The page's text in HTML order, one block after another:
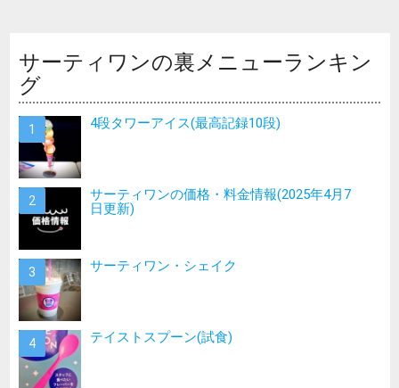
サーティワンの裏メニューランキン
グ
4段タワーアイス(最高記録10段)
サーティワンの価格・料金情報(2025年4月7
日更新)
サーティワン・シェイク
テイストスプーン(試食)